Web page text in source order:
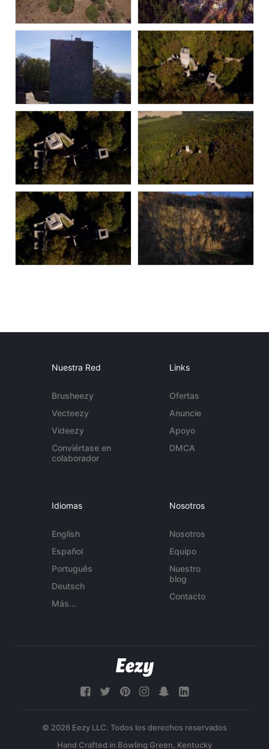
Nuestra Red
Brusheezy
Vecteezy
Videezy
Conviértase en
colaborador
Links
Ofertas
Anuncie
Apoyo
DMCA
Idiomas
English
Español
Português
Deutsch
Más...
Nosotros
Nosotros
Equipo
Nuestro
blog
Contacto
© 2026 Eezy LLC. Todos los derechos reservados